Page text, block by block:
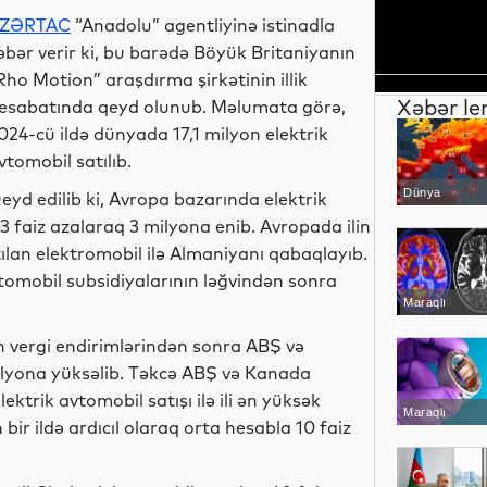
“Anadolu” agentliyinə istinadla
verir ki, bu barədə Böyük Britaniyanın
Motion” araşdırma şirkətinin illik
qeyd olunub. Məlumata görə,
cü ildə dünyada 17,1 milyon elektrik
satılıb.
edilib ki, Avropa bazarında elektrik
faiz azalaraq 3 milyona enib. Avropada ilin
elektromobil ilə Almaniyanı qabaqlayıb.
subsidiyalarının ləğvindən sonra
endirimlərindən sonra ABŞ və
yüksəlib. Təkcə ABŞ və Kanada
avtomobil satışı ilə ili ən yüksək
ildə ardıcıl olaraq orta hesabla 10 faiz
Xəbər
Dünya
Maraqlı
Maraqlı